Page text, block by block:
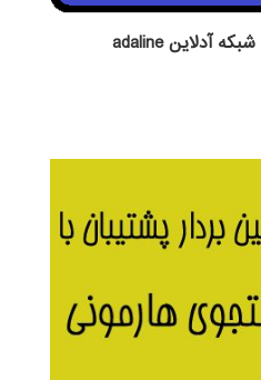
کدهای آموزشی متلب برای شبکه آدلاین adaline